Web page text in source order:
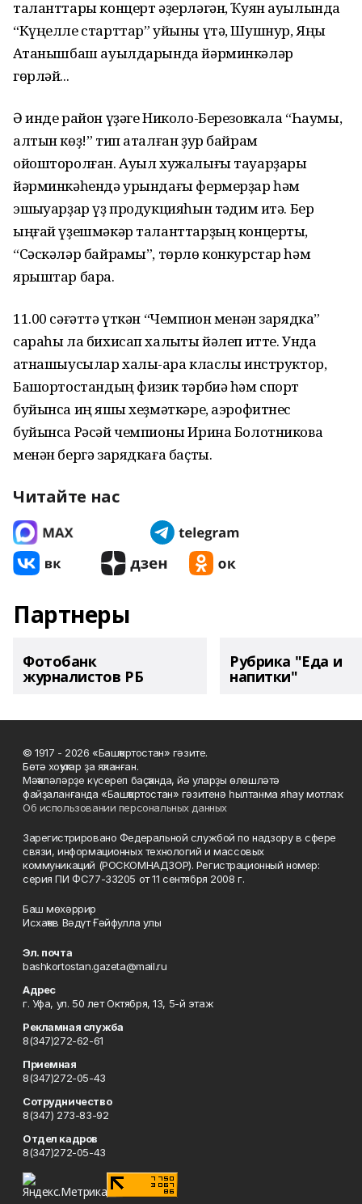
таланттары концерт әҙерләгән, Ҡуян ауылында
“Күңелле старттар” уйыны үтә, Шушнур, Яңы
Аҡтанышбаш ауылдарында йәрминкәләр
гөрләй...
Ә инде район үҙәге Николо-Березовкала “Һаумы,
алтын көҙ!” тип аталған ҙур байрам
ойошторолған. Ауыл хужалығы тауарҙары
йәрминкәһендә урындағы фермерҙар һәм
эшҡыуарҙар үҙ продукцияһын тәҡдим итә. Бер
ыңғай үҙешмәкәр таланттарҙың концерты,
“Сәскәләр байрамы”, төрлө конкурстар һәм
ярыштар бара.
11.00 сәғәттә үткән “Чемпион менән зарядка”
сараһы ла бихисап халыҡты йәлеп итте. Унда
ҡатнашыусылар халыҡ-ара класлы инструктор,
Башҡортостандың физик тәрбиә һәм спорт
буйынса иң яҡшы хеҙмәткәре, аэрофитнес
буйынса Рәсәй чемпионы Ирина Болотникова
менән бергә зарядкаға баҫты.
Читайте нас
Партнеры
Фотобанк
журналистов РБ
Рубрика "Еда и
напитки"
© 1917 - 2026 «Башҡортостан» гәзите.
Бөтә хоҡуҡтар ҙа яҡланған.
Мәҡәләләрҙе күсереп баҫҡанда, йә уларҙы өлөшләтә
файҙаланғанда «Башҡортостан» гәзитенә һылтанма яһау мотлаҡ.
Об использовании персональных данных
Зарегистрировано Федеральной службой по надзору в сфере
связи, информационных технологий и массовых
коммуникаций (РОСКОМНАДЗОР). Регистрационный номер:
серия ПИ ФС77-33205 от 11 сентября 2008 г.
Баш мөхәррир
Исхаҡов Вәдүт Ғәйфулла улы
Эл. почта
bashkortostan.gazeta@mail.ru
Адрес
г. Уфа, ул. 50 лет Октября, 13, 5-й этаж
Рекламная служба
8(347)272-62-61
Приемная
8(347)272-05-43
Сотрудничество
8(347) 273-83-92
Отдел кадров
8(347)272-05-43